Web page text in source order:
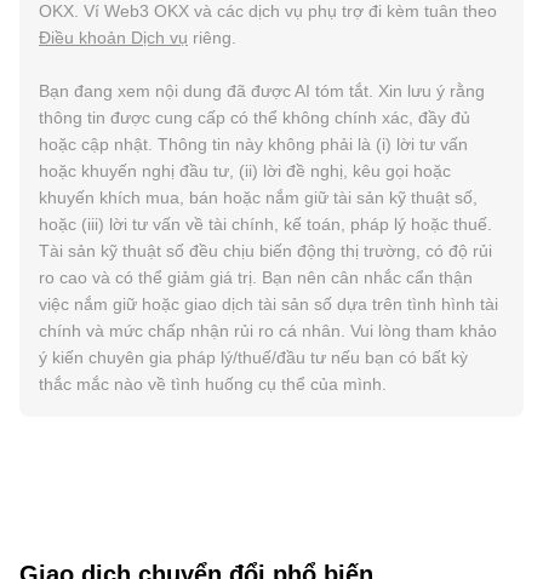
OKX. Ví Web3 OKX và các dịch vụ phụ trợ đi kèm tuân theo
Điều khoản Dịch vụ riêng.
Bạn đang xem nội dung đã được AI tóm tắt. Xin lưu ý rằng
thông tin được cung cấp có thể không chính xác, đầy đủ
hoặc cập nhật. Thông tin này không phải là (i) lời tư vấn
hoặc khuyến nghị đầu tư, (ii) lời đề nghị, kêu gọi hoặc
khuyến khích mua, bán hoặc nắm giữ tài sản kỹ thuật số,
hoặc (iii) lời tư vấn về tài chính, kế toán, pháp lý hoặc thuế.
Tài sản kỹ thuật số đều chịu biến động thị trường, có độ rủi
ro cao và có thể giảm giá trị. Bạn nên cân nhắc cẩn thận
việc nắm giữ hoặc giao dịch tài sản số dựa trên tình hình tài
chính và mức chấp nhận rủi ro cá nhân. Vui lòng tham khảo
ý kiến chuyên gia pháp lý/thuế/đầu tư nếu bạn có bất kỳ
thắc mắc nào về tình huống cụ thể của mình.